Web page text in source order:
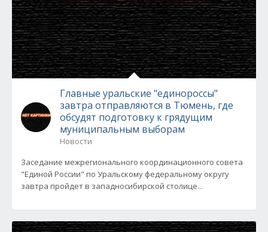
Главные уральские "единороссы"
завтра отправляются в Тюмень, где
обсудят подготовку к грядущим
муниципальным выборам
Новости
Заседание межрегионального координационного совета
"Единой России" по Уральскому федеральному округу
завтра пройдет в западносибирской столице...